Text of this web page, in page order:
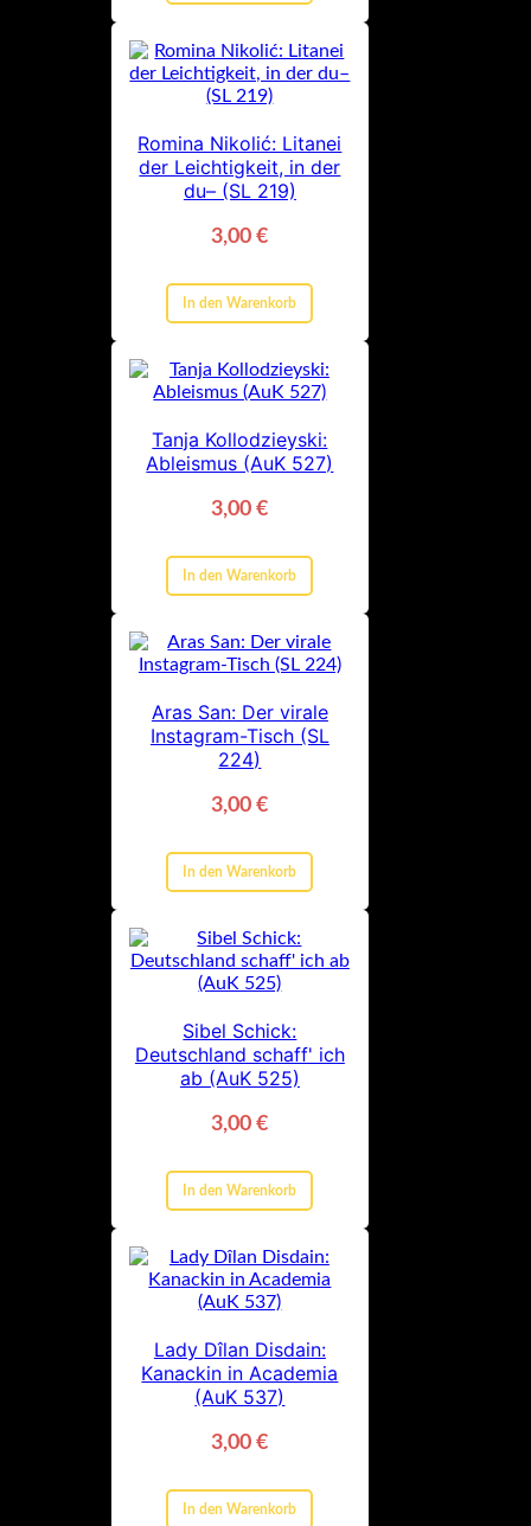
Romina Nikolić: Litanei
der Leichtigkeit, in der
du– (SL 219)
3,00€
In den Warenkorb
Tanja Kollodzieyski:
Ableismus (AuK 527)
3,00€
In den Warenkorb
Aras San: Der virale
Instagram-Tisch (SL
224)
3,00€
In den Warenkorb
Sibel Schick:
Deutschland schaff' ich
ab (AuK 525)
3,00€
In den Warenkorb
Lady Dîlan Disdain:
Kanackin in Academia
(AuK 537)
3,00€
In den Warenkorb